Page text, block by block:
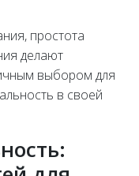
простота
делают
выбором для
в своей